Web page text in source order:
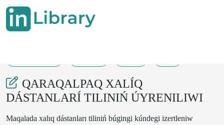
QARAQALPAQ XALÍQ
DÁSTANLARÍ TILINIŃ ÚYRENILIWI
Maqalada xalıq dástanları tiliniń búgingi kúndegi izertleniw